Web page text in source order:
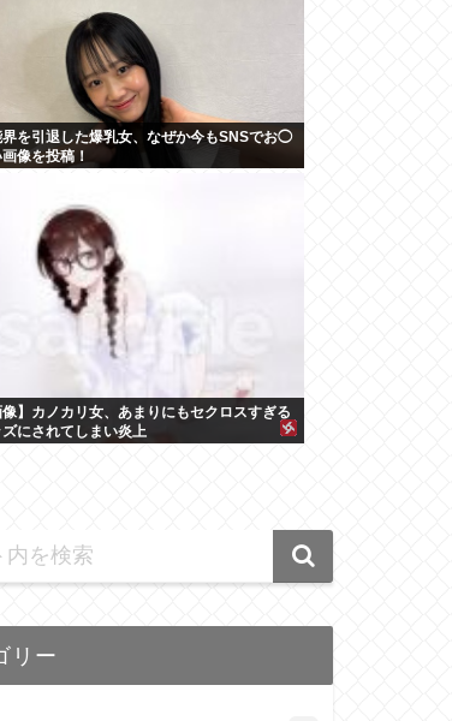
界を引退した爆乳女、なぜか今もSNSでお◯
像を投稿！
像】カノカリ女、あまりにもセクロスすぎる
ズにされてしまい炎上
リー